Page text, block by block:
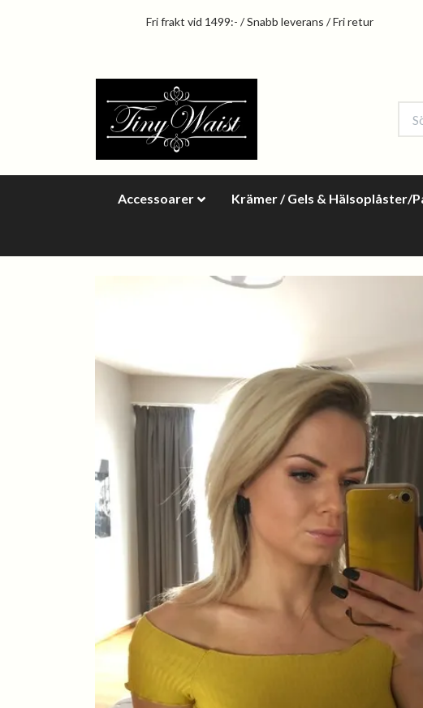
Fri frakt vid 1499:- / Snabb leverans / Fri retur
Accessoarer Krämer / Gels & Hälsoplåster/